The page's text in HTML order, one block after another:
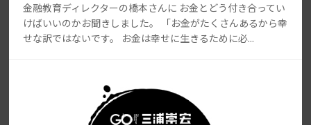
金融教育ディレクターの橋本さんに お金とどう付き合ってい
けばいいのかお聞きしました。 「お金がたくさんあるから幸
せな訳ではないです。 お金は幸せに生きるために必...